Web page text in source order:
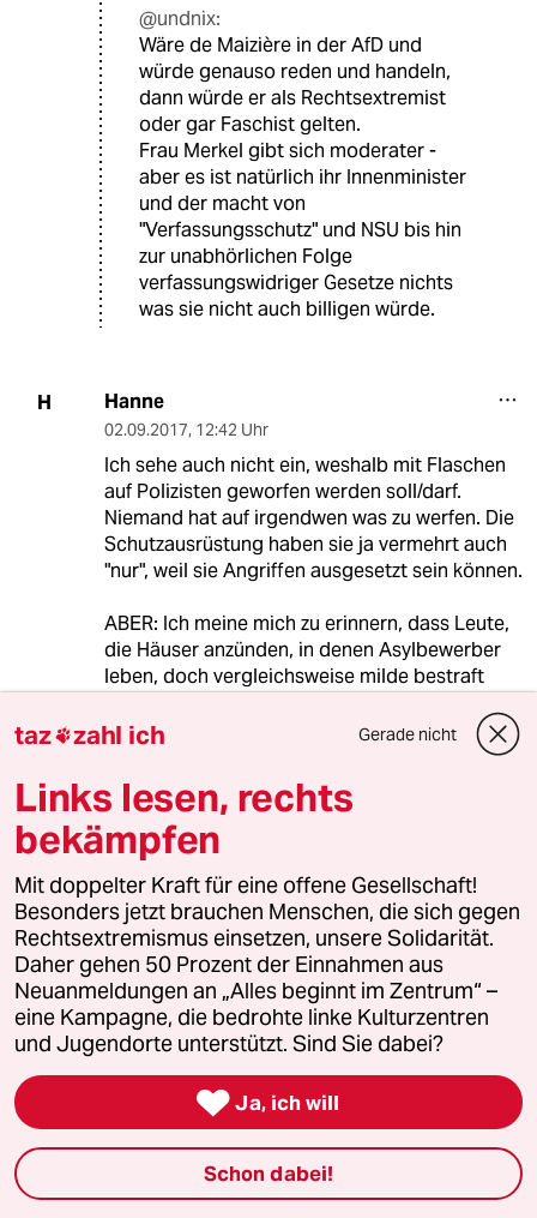
@undnix:
Wäre de Maizière in der AfD und
würde genauso reden und handeln,
dann würde er als Rechtsextremist
oder gar Faschist gelten.
Frau Merkel gibt sich moderater -
aber es ist natürlich ihr Innenminister
und der macht von
"Verfassungsschutz" und NSU bis hin
zur unabhörlichen Folge
verfassungswidriger Gesetze nichts
was sie nicht auch billigen würde.
H Hanne
02.09.2017, 12:42 Uhr
Ich sehe auch nicht ein, weshalb mit Flaschen
auf Polizisten geworfen werden soll/darf.
Niemand hat auf irgendwen was zu werfen. Die
Schutzausrüstung haben sie ja vermehrt auch
"nur", weil sie Angriffen ausgesetzt sein können.
ABER: Ich meine mich zu erinnern, dass Leute,
die Häuser anzünden, in denen Asylbewerber
leben, doch vergleichsweise milde bestraft
Gibt es da irgendwo eine gute Aufstellung, was
Strafmaß von vermeintlich rechten und linken
Straftätern angeht?
HM hans maier
02.09.2017,15:01 Uhr
@Hanne:
Wie immer variiert das Strafmaß
stark, da kein Fall wie der andere ist.
Mal gibt es für das Anzünden eines
unbewohnten(!) Gebäudes 2 Jahre,
mal sind es 8. Im Mittel nach meiner
Beobachtung ~5 Jahre.
taz zahl ich Gerade nicht
Links lesen, rechts
bekämpfen
Mit doppelter Kraft für eine offene Gesellschaft!
Besonders jetzt brauchen Menschen, die sich gegen
Rechtsextremismus einsetzen, unsere Solidarität.
Daher gehen 50 Prozent der Einnahmen aus
Neuanmeldungen an „Alles beginnt im Zentrum“ –
eine Kampagne, die bedrohte linke Kulturzentren
und Jugendorte unterstützt. Sind Sie dabei?
 Ja, ich will
Schon dabei!